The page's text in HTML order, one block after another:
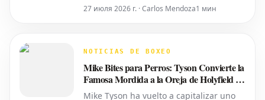
Durante meses, los titulares circularon
el 25 de abril en el Congo. La idea ganó
a
27 июля 2026 г. · Carlos Mendoza1 мин
NOTICIAS DE BOXEO
Mike Bites para Perros: Tyson Convierte la
Famosa Mordida a la Oreja de Holyfield en
un Juguete para Masticar
Mike Tyson ha vuelto a capitalizar uno